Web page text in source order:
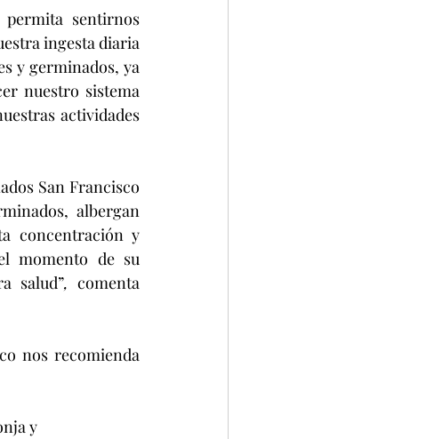
ingesta diaria
y germinados, ya
nuestro sistema
actividades
albergan
concentración y
momento de su
salud”, comenta
y